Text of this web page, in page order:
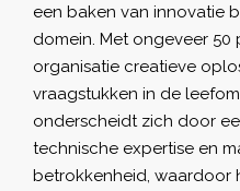
een baken van innovatie
domein. Met ongeveer
organisatie creatieve
vraagstukken in de
onderscheidt zich door
technische expertise en
betrokkenheid, waardoor